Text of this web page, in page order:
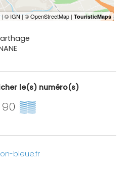
le(s) numéro(s)
▒▒
bleue.fr